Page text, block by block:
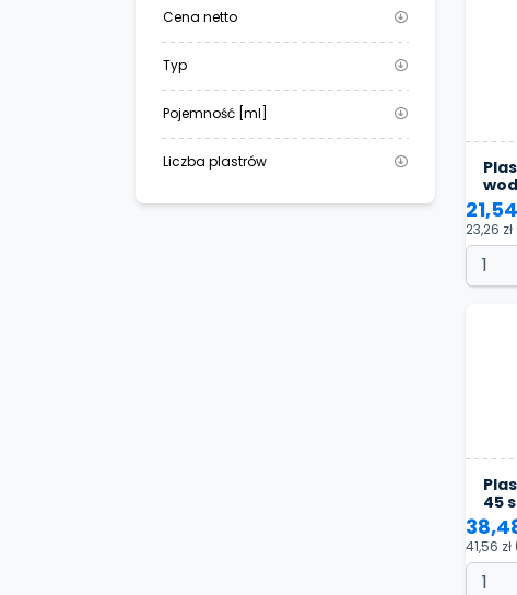
Cena netto
Typ
Pojemność [ml]
Liczba plastrów
23,26 zł
45
41,56 zł